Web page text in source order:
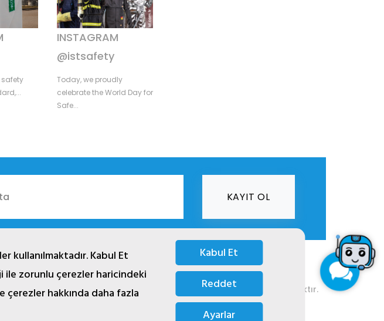
kullanılmaktadır. Kabul Et
ile zorunlu çerezler haricindeki
hakkında daha fazla
Kabul Et
Reddet
Ayarlar
safety
INSTAGRAM
@istsafety
Today, we proudly
celebrate the World Day for
Safe...
KAYIT OL
Teçhizatı San. Tic. Ltd. Şti.
materyaller tescilli olup, izinsiz kopyalanması ya da kullanması yasaktır.